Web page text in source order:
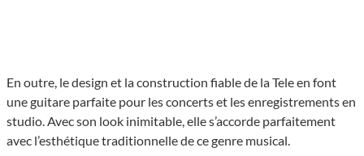
En outre, le design et la construction fiable de la Tele en font
une guitare parfaite pour les concerts et les enregistrements en
studio. Avec son look inimitable, elle s’accorde parfaitement
avec l’esthétique traditionnelle de ce genre musical.